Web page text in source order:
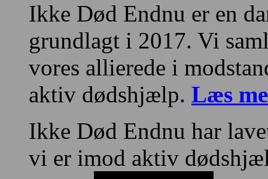
Ikke Død Endnu er en
grundlagt i 2017. Vi
vores allierede i
aktiv dødshjælp. Læs
Ikke Død Endnu har
vi er imod aktiv